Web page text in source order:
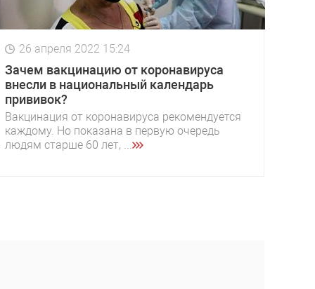
26 апреля 2022 15:24
Зачем вакцинацию от коронавируса
внесли в национальный календарь
прививок?
Вакцинация от коронавируса рекомендуется
каждому. Но показана в первую очередь
людям старше 60 лет, ...